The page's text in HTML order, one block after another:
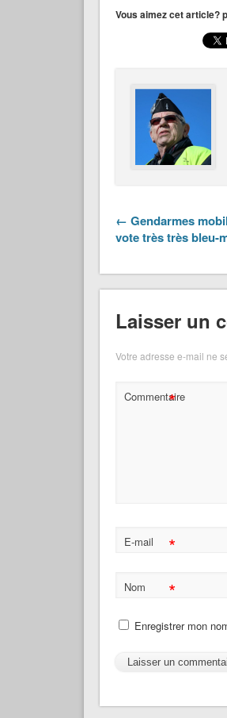
Vous aimez cet article?
← Gendarmes
vote très très bleu-
Laisser un
Votre adresse e-mail ne
Commentaire
*
E-mail *
Nom *
Enregistrer mon